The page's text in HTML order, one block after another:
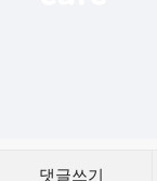
댓글쓰기